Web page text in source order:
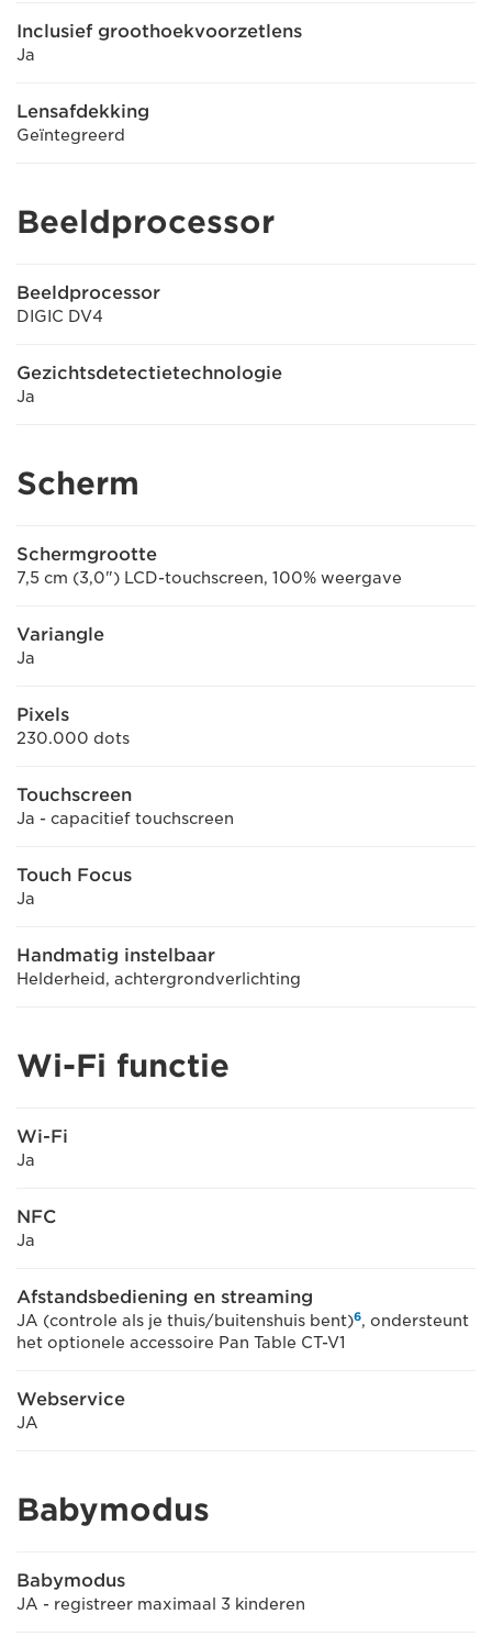
Inclusief groothoekvoorzetlens
Ja
Lensafdekking
Geïntegreerd
Beeldprocessor
Beeldprocessor
DIGIC DV4
Gezichtsdetectietechnologie
Ja
Scherm
Schermgrootte
7,5 cm (3,0") LCD-touchscreen, 100% weergave
Variangle
Ja
Pixels
230.000 dots
Touchscreen
Ja - capacitief touchscreen
Touch Focus
Ja
Handmatig instelbaar
Helderheid, achtergrondverlichting
Wi-Fi functie
Wi-Fi
Ja
NFC
Ja
Afstandsbediening en streaming
JA (controle als je thuis/buitenshuis bent)6, ondersteunt
het optionele accessoire Pan Table CT-V1
Webservice
JA
Babymodus
Babymodus
JA - registreer maximaal 3 kinderen